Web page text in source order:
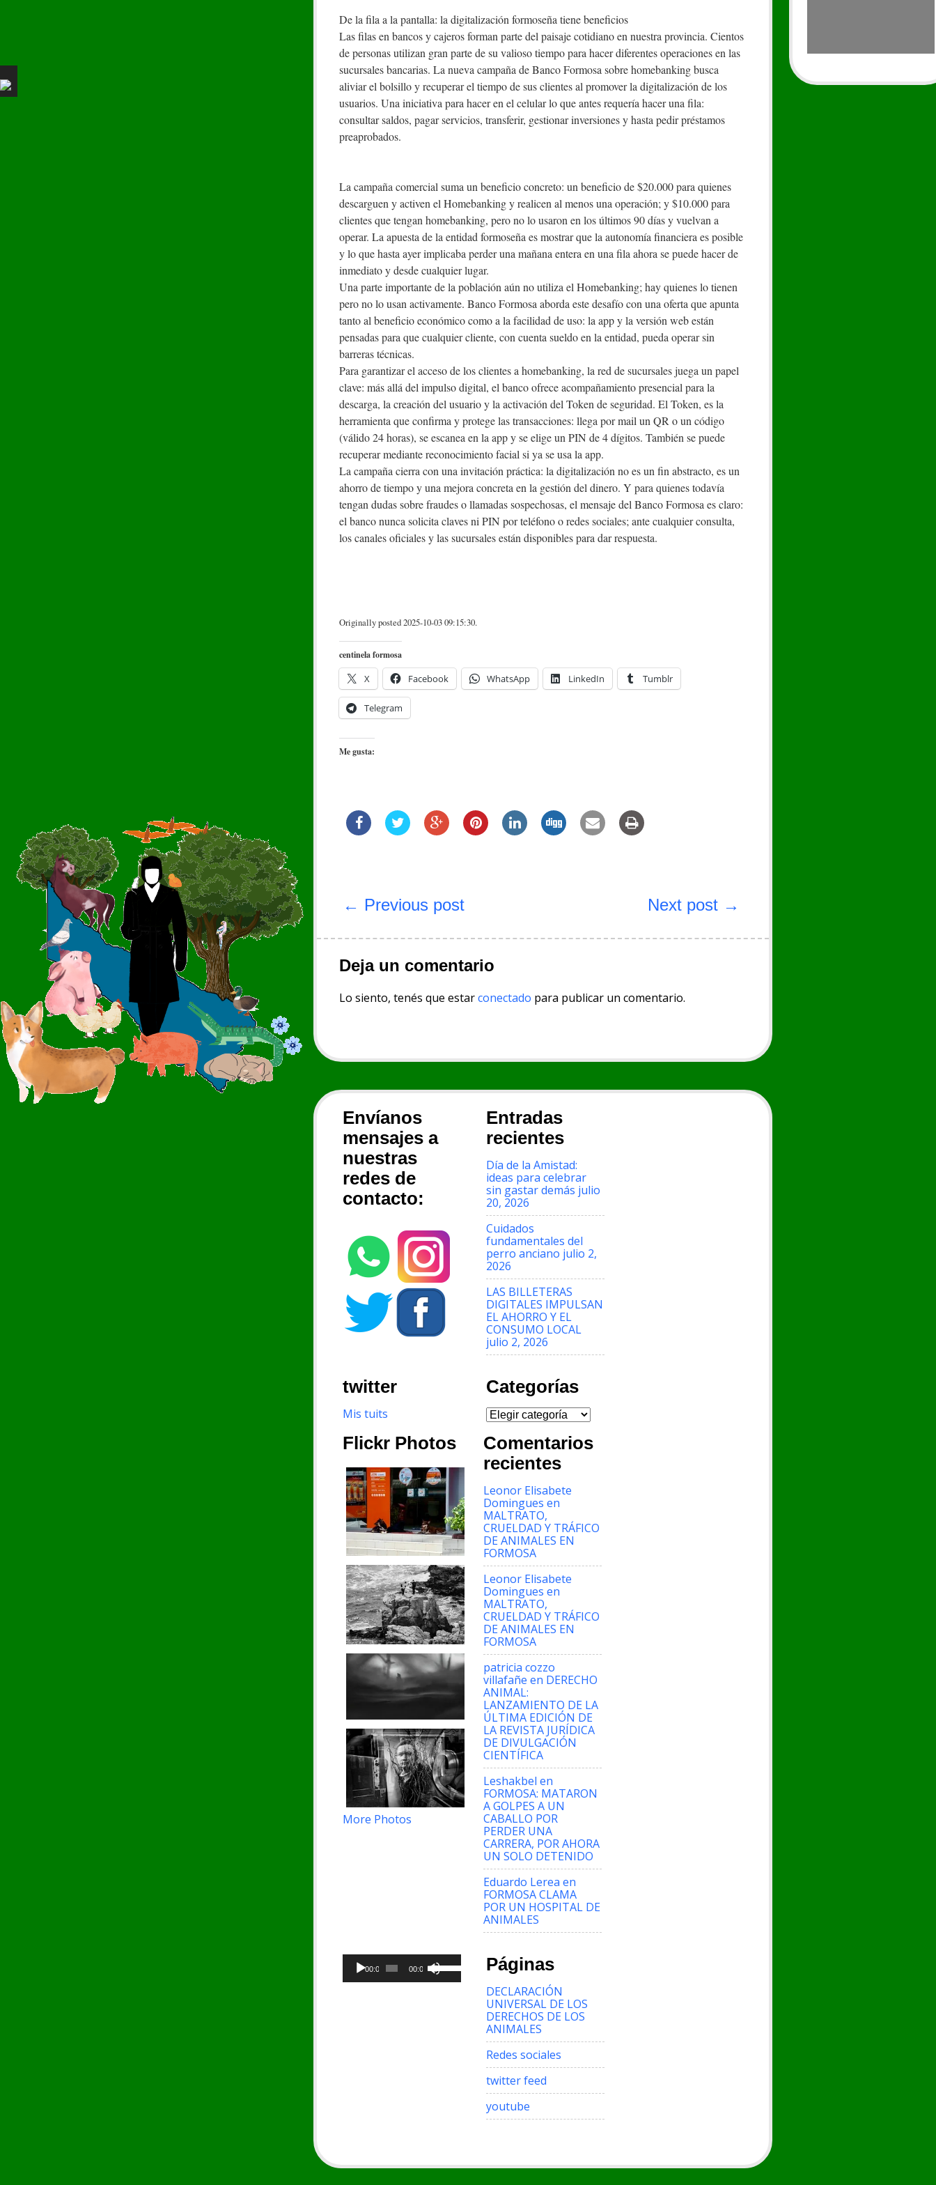
De la fila a la pantalla: la digitalización formoseña tiene beneficios
Las filas en bancos y cajeros forman parte del paisaje cotidiano en nuestra provincia. Cientos
de personas utilizan gran parte de su valioso tiempo para hacer diferentes operaciones en las
sucursales bancarias. La nueva campaña de Banco Formosa sobre homebanking busca
aliviar el bolsillo y recuperar el tiempo de sus clientes al promover la digitalización de los
usuarios. Una iniciativa para hacer en el celular lo que antes requería hacer una fila:
consultar saldos, pagar servicios, transferir, gestionar inversiones y hasta pedir préstamos
preaprobados.
La campaña comercial suma un beneficio concreto: un beneficio de $20.000 para quienes
descarguen y activen el Homebanking y realicen al menos una operación; y $10.000 para
clientes que tengan homebanking, pero no lo usaron en los últimos 90 días y vuelvan a
operar. La apuesta de la entidad formoseña es mostrar que la autonomía financiera es posible
y lo que hasta ayer implicaba perder una mañana entera en una fila ahora se puede hacer de
inmediato y desde cualquier lugar.
Una parte importante de la población aún no utiliza el Homebanking; hay quienes lo tienen
pero no lo usan activamente. Banco Formosa aborda este desafío con una oferta que apunta
tanto al beneficio económico como a la facilidad de uso: la app y la versión web están
pensadas para que cualquier cliente, con cuenta sueldo en la entidad, pueda operar sin
barreras técnicas.
Para garantizar el acceso de los clientes a homebanking, la red de sucursales juega un papel
clave: más allá del impulso digital, el banco ofrece acompañamiento presencial para la
descarga, la creación del usuario y la activación del Token de seguridad. El Token, es la
herramienta que confirma y protege las transacciones: llega por mail un QR o un código
(válido 24 horas), se escanea en la app y se elige un PIN de 4 dígitos. También se puede
recuperar mediante reconocimiento facial si ya se usa la app.
La campaña cierra con una invitación práctica: la digitalización no es un fin abstracto, es un
ahorro de tiempo y una mejora concreta en la gestión del dinero. Y para quienes todavía
tengan dudas sobre fraudes o llamadas sospechosas, el mensaje del Banco Formosa es claro:
el banco nunca solicita claves ni PIN por teléfono o redes sociales; ante cualquier consulta,
los canales oficiales y las sucursales están disponibles para dar respuesta.
Originally posted 2025-10-03 09:15:30.
centinela formosa
X Facebook WhatsApp LinkedIn Tumblr
Telegram
Me gusta:
entradas
← Previous post Next post →
Deja un comentario
Lo siento, tenés que estarconectado para publicar un comentario.
Envíanos
mensajes a
nuestras
redes de
contacto:
Entradas
recientes
Día de la Amistad:
ideas para celebrar
sin gastar demás julio
20, 2026
Cuidados
fundamentales del
perro anciano julio 2,
2026
LAS BILLETERAS
DIGITALES IMPULSAN
EL AHORRO Y EL
CONSUMO LOCAL
julio 2, 2026
twitter
Mis tuits
Categorías
Categorías
Comentarios
recientes
Leonor Elisabete
Domingues en
MALTRATO,
CRUELDAD Y TRÁFICO
DE ANIMALES EN
FORMOSA
Leonor Elisabete
Domingues en
MALTRATO,
CRUELDAD Y TRÁFICO
DE ANIMALES EN
FORMOSA
patricia cozzo
villafañe en DERECHO
ANIMAL:
LANZAMIENTO DE LA
ÚLTIMA EDICIÓN DE
LA REVISTA JURÍDICA
DE DIVULGACIÓN
CIENTÍFICA
Leshakbel en
FORMOSA: MATARON
A GOLPES A UN
CABALLO POR
PERDER UNA
CARRERA, POR AHORA
UN SOLO DETENIDO
Eduardo Lerea en
FORMOSA CLAMA
POR UN HOSPITAL DE
ANIMALES
Flickr Photos
More Photos
Reproductor
audio
00:00 00:00
Utiliza
las
teclas
arriba/abajo
Páginas
DECLARACIÓN
UNIVERSAL DE LOS
DERECHOS DE LOS
ANIMALES
Redes sociales
twitter feed
youtube